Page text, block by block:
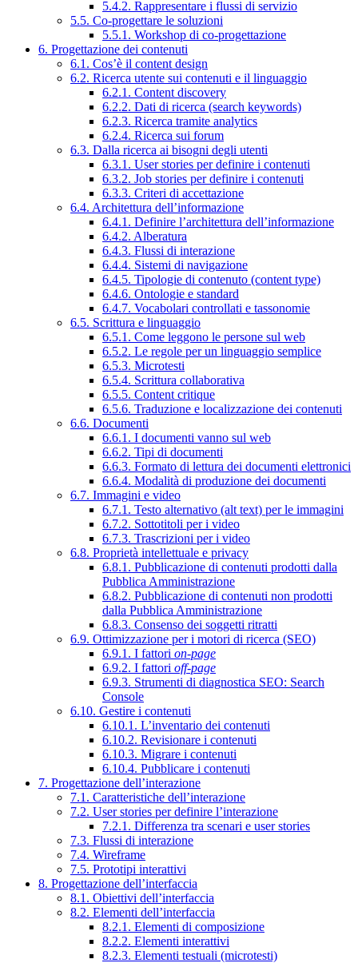
5.4.2. Rappresentare i flussi di servizio
5.5. Co-progettare le soluzioni
5.5.1. Workshop di co-progettazione
6. Progettazione dei contenuti
6.1. Cos’è il content design
6.2. Ricerca utente sui contenuti e il linguaggio
6.2.1. Content discovery
6.2.2. Dati di ricerca (search keywords)
6.2.3. Ricerca tramite analytics
6.2.4. Ricerca sui forum
6.3. Dalla ricerca ai bisogni degli utenti
6.3.1. User stories per definire i contenuti
6.3.2. Job stories per definire i contenuti
6.3.3. Criteri di accettazione
6.4. Architettura dell’informazione
6.4.1. Definire l’architettura dell’informazione
6.4.2. Alberatura
6.4.3. Flussi di interazione
6.4.4. Sistemi di navigazione
6.4.5. Tipologie di contenuto (content type)
6.4.6. Ontologie e standard
6.4.7. Vocabolari controllati e tassonomie
6.5. Scrittura e linguaggio
6.5.1. Come leggono le persone sul web
6.5.2. Le regole per un linguaggio semplice
6.5.3. Microtesti
6.5.4. Scrittura collaborativa
6.5.5. Content critique
6.5.6. Traduzione e localizzazione dei contenuti
6.6. Documenti
6.6.1. I documenti vanno sul web
6.6.2. Tipi di documenti
6.6.3. Formato di lettura dei documenti elettronici
6.6.4. Modalità di produzione dei documenti
6.7. Immagini e video
6.7.1. Testo alternativo (alt text) per le immagini
6.7.2. Sottotitoli per i video
6.7.3. Trascrizioni per i video
6.8. Proprietà intellettuale e privacy
6.8.1. Pubblicazione di contenuti prodotti dalla
Pubblica Amministrazione
6.8.2. Pubblicazione di contenuti non prodotti
dalla Pubblica Amministrazione
6.8.3. Consenso dei soggetti ritratti
6.9. Ottimizzazione per i motori di ricerca (SEO)
6.9.1. I fattori on-page
6.9.2. I fattori off-page
6.9.3. Strumenti di diagnostica SEO: Search
Console
6.10. Gestire i contenuti
6.10.1. L’inventario dei contenuti
6.10.2. Revisionare i contenuti
6.10.3. Migrare i contenuti
6.10.4. Pubblicare i contenuti
7. Progettazione dell’interazione
7.1. Caratteristiche dell’interazione
7.2. User stories per definire l’interazione
7.2.1. Differenza tra scenari e user stories
7.3. Flussi di interazione
7.4. Wireframe
7.5. Prototipi interattivi
8. Progettazione dell’interfaccia
8.1. Obiettivi dell’interfaccia
8.2. Elementi dell’interfaccia
8.2.1. Elementi di composizione
8.2.2. Elementi interattivi
8.2.3. Elementi testuali (microtesti)